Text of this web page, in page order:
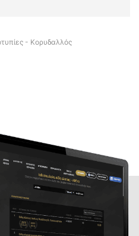
- Κορυδαλλός